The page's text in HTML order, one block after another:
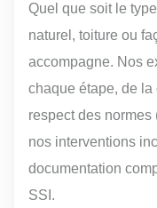
Quel que soit le
naturel, toiture ou
accompagne. Nos
chaque étape, de
respect des
nos interventions
documentation
SSI.